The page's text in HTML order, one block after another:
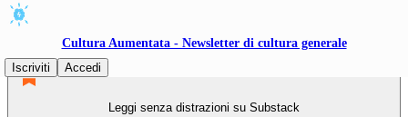
Cultura Aumentata - Newsletter di cultura generale
Iscriviti
Accedi
Leggi senza distrazioni su Substack